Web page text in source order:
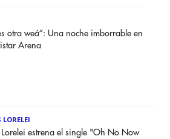
otra weá”: Una noche imborrable en
Arena
Lorelei estrena el single "Oh No Now